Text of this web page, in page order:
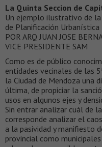
La Quinta Seccion de
Un ejemplo ilustrativo de
de Planificación Urbanística
POR ARQ JUAN JOSE
VICE PRESIDENTE SAM
Como es de público
entidades vecinales de las
la Ciudad de Mendoza una
última, de propiciar la
usos en algunos ejes y
Sin entrar analizar cuál de
corresponde analizar el
a la pasividad y manifiesto
provincial como